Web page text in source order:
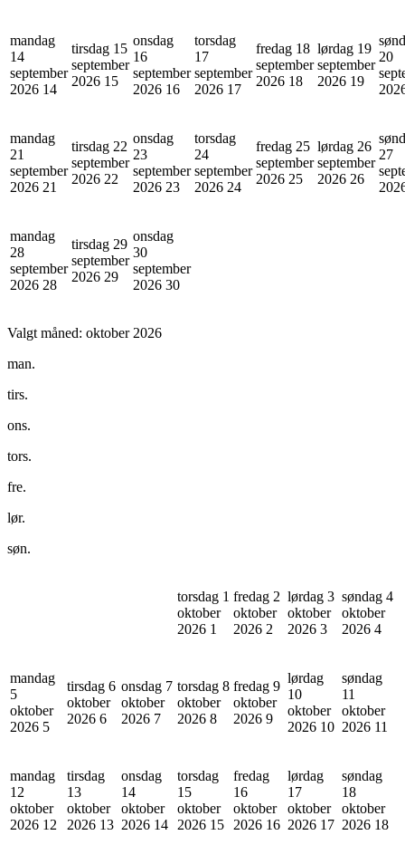
mandag
14
september
2026 14
tirsdag 15
september
2026 15
onsdag
16
september
2026 16
torsdag
17
september
2026 17
fredag 18
september
2026 18
lørdag 19
september
2026 19
20
mandag
21
september
2026 21
tirsdag 22
september
2026 22
onsdag
23
september
2026 23
torsdag
24
september
2026 24
fredag 25
september
2026 25
lørdag 26
september
2026 26
27
mandag
28
september
2026 28
tirsdag 29
september
2026 29
onsdag
30
september
2026 30
Valgt måned: oktober 2026
man.
tirs.
ons.
tors.
fre.
lør.
søn.
torsdag 1
oktober
2026 1
fredag 2
oktober
2026 2
lørdag 3
oktober
2026 3
søndag 4
oktober
2026 4
mandag
5
oktober
2026 5
tirsdag 6
oktober
2026 6
onsdag 7
oktober
2026 7
torsdag 8
oktober
2026 8
fredag 9
oktober
2026 9
lørdag
10
oktober
2026 10
søndag
11
oktober
2026 11
mandag
12
oktober
2026 12
tirsdag
13
oktober
2026 13
onsdag
14
oktober
2026 14
torsdag
15
oktober
2026 15
fredag
16
oktober
2026 16
lørdag
17
oktober
2026 17
søndag
18
oktober
2026 18